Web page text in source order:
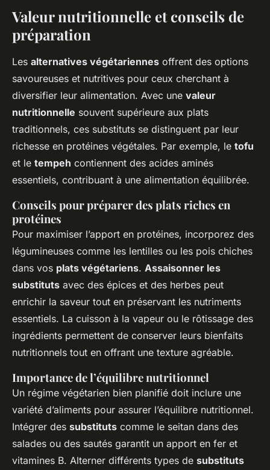
Valeur nutritionnelle et conseils de
préparation
Les alternatives végétariennes offrent des options
savoureuses et nutritives pour ceux cherchant à
diversifier leur alimentation. Avec une valeur
nutritionnelle souvent supérieure aux plats
traditionnels, ces substituts se distinguent par leur
richesse en protéines végétales. Par exemple, le tofu
et le tempeh contiennent des acides aminés
essentiels, contribuant à une alimentation équilibrée.
Conseils pour préparer des plats riches en
protéines
Pour maximiser l’apport en protéines, incorporez des
légumineuses comme les lentilles ou les pois chiches
dans vos plats végétariens. Assaisonner les
substituts avec des épices et des herbes peut
enrichir la saveur tout en préservant les nutriments
essentiels. La cuisson à la vapeur ou le rôtissage des
ingrédients permettent de conserver leurs bienfaits
nutritionnels tout en offrant une texture agréable.
Importance de l’équilibre nutritionnel
Un régime végétarien bien planifié doit inclure une
variété d’aliments pour assurer l’équilibre nutritionnel.
Intégrer des substituts comme le seitan dans des
salades ou des sautés garantit un apport en fer et
vitamines B. Alterner différents types de substituts